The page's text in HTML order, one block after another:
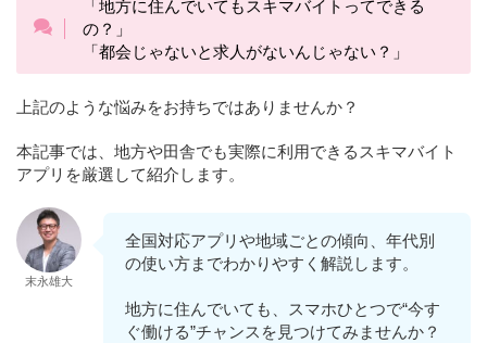
「地方に住んでいてもスキマバイトってできる
の？」
「都会じゃないと求人がないんじゃない？」
上記のような悩みをお持ちではありませんか？
本記事では、地方や田舎でも実際に利用できるスキマバイト
アプリを厳選して紹介します。
末永雄大
全国対応アプリや地域ごとの傾向、年代別
の使い方までわかりやすく解説します。
地方に住んでいても、スマホひとつで“今す
ぐ働ける”チャンスを見つけてみませんか？